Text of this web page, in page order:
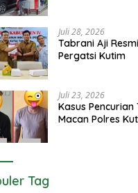
Juli 28, 2026
Tabrani Aji
Pergatsi Kutim
Juli 23, 2026
Kasus Pencurian
Macan Polres
Tag